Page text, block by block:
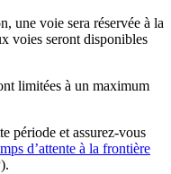
une voie sera réservée à la
voies seront disponibles
limitées à un maximum
période et assurez-vous
d’attente à la frontière